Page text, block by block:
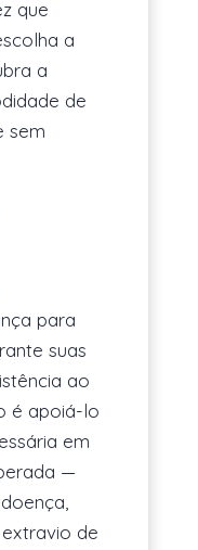
que
a
a
de
sem
para
suas
ao
é apoiá-lo
em
—
de